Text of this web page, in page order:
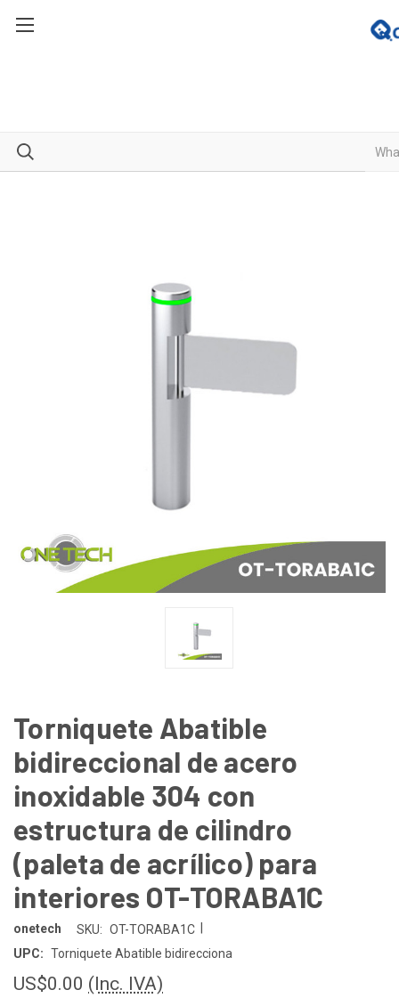
Torniquete Abatible
bidireccional de acero
inoxidable 304 con
estructura de cilindro
(paleta de acrílico) para
interiores OT-TORABA1C
onetech SKU: OT-TORABA1C
UPC: Torniquete Abatible bidirecciona
US$0.00 (Inc. IVA)